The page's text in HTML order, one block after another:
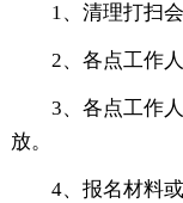
1、清理打扫会
2、各点工作人
3、各点工作人
放。
4、报名材料或